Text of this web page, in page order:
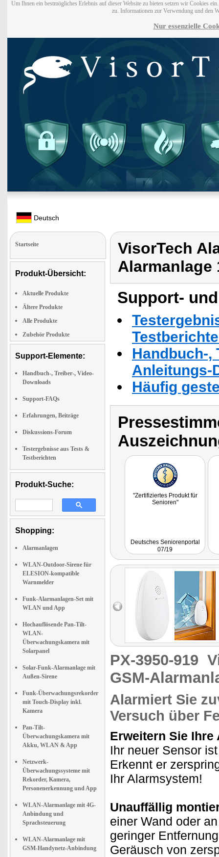
Um Ihnen ein bestmögliches Erlebnis auf dieser Website zu bieten setzen wir Cookies
zu. Informationen zur Verwendung und den
Nur essenzielle
Deutsch
Startseite
Produkt-Übersicht:
Aktuelle Produkte
Ältere Produkte
Alle Produkte
Zubehör Produkte
Support-Elemente:
Handbuch-, Treiber-, Video-
Downloads
Support-FAQs
Erfahrungen, Beiträge
Diskussions-Forum
Testergebnisse aus Tests &
Testberichten
Produkt-Suche:
Shopping:
Alarmanlagen
WLAN-Outdoor-Sirene für
ELESION-kompatible
Warnmelder
Funk-Alarmanlagen-Set mit
WLAN und App
Hochauflösende Pan-Tilt-
WLAN-
Überwachungskamera mit
Solarpanel
Solar-Funk-Alarmanlage mit
Außen-Sirene
Funk-Überwachungsrekorder
mit Touch-Display inkl.
Kamera
Pan-Tilt-
Überwachungskamera mit
Akku, WLAN & App
Netzwerk-
Überwachungssysteme mit
Rekorder, Kamera,
Personenerkennung und App
WLAN-Alarmanlage mit 4G-
Anbindung und
Sprachsteuerung
WLAN-Alarmanlage mit
GSM-Handynetz-Anbindung
VisorTech
Alarmanlage
Support-
Handbuch-,
Anleitungs-
Häufig
"Zertifiziertes Produkt für
Senioren"
Deutsches Seniorenportal
07/19
PX-3950-919
GSM-
Alarmiert Sie
Versuch über
Erweitern Sie Ihre
Ihr neuer Sensor
Erkennt er
Ihr Alarmsystem!
Unauffällig
einer Wand oder
geringer
Geräusch von